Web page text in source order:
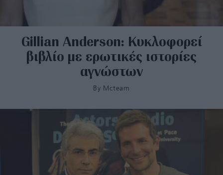
Gillian Anderson: Κυκλοφορεί
βιβλίο με ερωτικές ιστορίες
αγνώστων
By Mcteam